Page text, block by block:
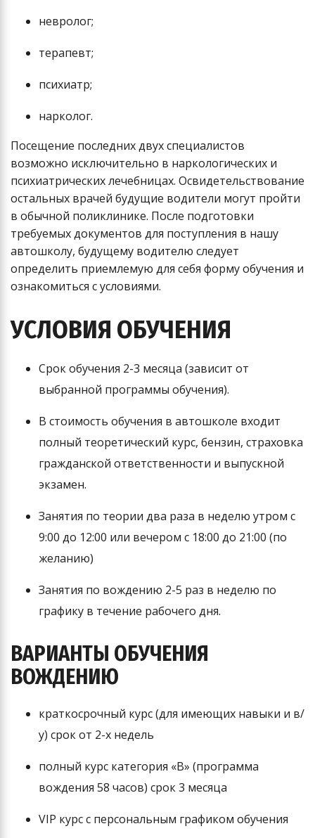
невролог;
терапевт;
психиатр;
нарколог.
Посещение последних двух специалистов
возможно исключительно в наркологических и
психиатрических лечебницах. Освидетельствование
остальных врачей будущие водители могут пройти
в обычной поликлинике. После подготовки
требуемых документов для поступления в нашу
автошколу, будущему водителю следует
определить приемлемую для себя форму обучения и
ознакомиться с условиями.
УСЛОВИЯ ОБУЧЕНИЯ
Срок обучения 2-3 месяца (зависит от
выбранной программы обучения).
В стоимость обучения в автошколе входит
полный теоретический курс, бензин, страховка
гражданской ответственности и выпускной
экзамен.
Занятия по теории два раза в неделю утром с
9:00 до 12:00 или вечером с 18:00 до 21:00 (по
желанию)
Занятия по вождению 2-5 раз в неделю по
графику в течение рабочего дня.
ВАРИАНТЫ ОБУЧЕНИЯ
ВОЖДЕНИЮ
краткосрочный курс (для имеющих навыки и в/
у) срок от 2-х недель
полный курс категория «В» (программа
вождения 58 часов) срок 3 месяца
VIP курс с персональным графиком обучения